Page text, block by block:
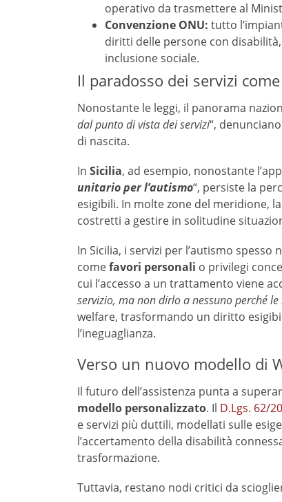
operativo da trasmettere al
Convenzione ONU: tutto
diritti delle persone con
inclusione sociale.
Il paradosso dei servizi
Nonostante le leggi, il panorama
dal punto di vista dei servizi“,
di nascita.
In Sicilia, ad esempio, nonostante
unitario per l’autismo“, persiste la
esigibili. In molte zone del meridione,
costretti a gestire in solitudine
In Sicilia, i servizi per l’autismo
comefavori personali o privilegi
cui l’accesso a un trattamento viene
servizio, ma non dirlo a nessuno perché le
welfare, trasformando un diritto
l’ineguaglianza.
Verso un nuovo modello di
Il futuro dell’assistenza punta a
modello personalizzato. Il D.Lgs. 62/
e servizi più duttili, modellati sulle
l’accertamento della disabilità
trasformazione.
Tuttavia, restano nodi critici da